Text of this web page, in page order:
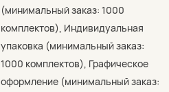
(минимальный заказ: 1000
комплектов), Индивидуальная
упаковка (минимальный заказ:
1000 комплектов), Графическое
оформление (минимальный заказ: